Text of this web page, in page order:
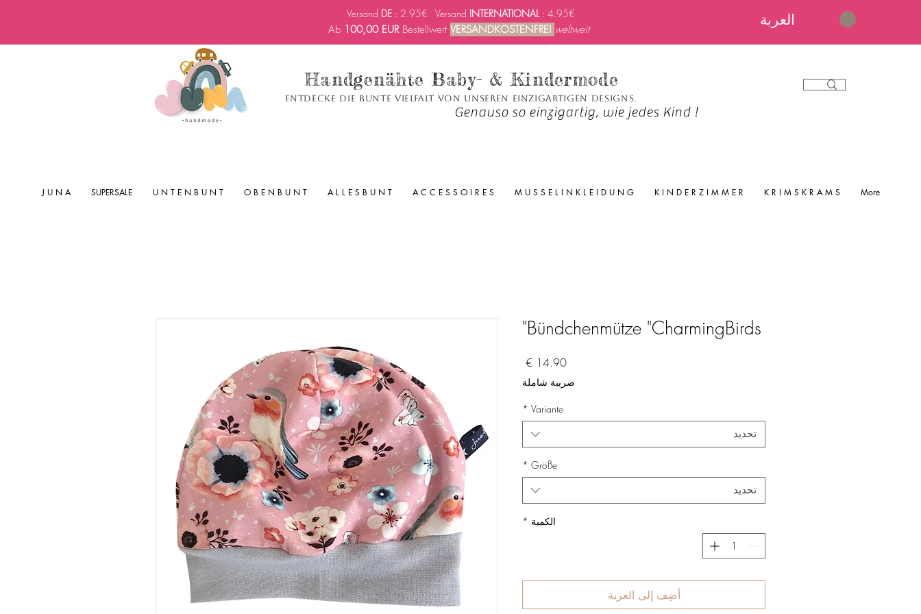
العربة Versand DE : 2.95€ Versand INTERNATIONAL : 4.95€
Ab 100,00 EURBestellwert VERSANDKOSTENFREI weltweit
Handgenähte Baby- & Kindermode
Entdecke die bunte Vielfalt von unseren einzigartigen Designs.
Genauso so einzigartig, wie jedes Kind !
J U N A SUPERSALE U N T E N B U N T O B E N B U N T A L L E S B U N T A C C E S S O I R E S M U S S E L I N K L E I D U N G K I N D E R Z I M M E R K R I M S K R A M S More
Bündchenmütze "CharmingBirds"
السعر
ضريبة شاملة
Variante
*
تحديد
Größe
*
تحديد
الكمية *
أضِف إلى العربة